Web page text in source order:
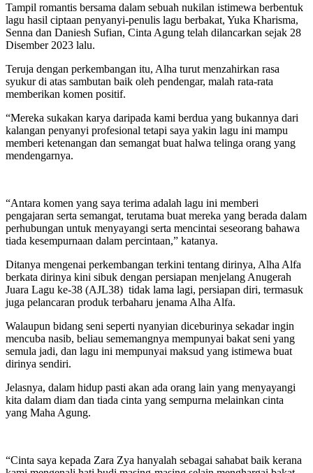
Tampil romantis bersama dalam sebuah nukilan istimewa berbentuk
lagu hasil ciptaan penyanyi-penulis lagu berbakat, Yuka Kharisma,
Senna dan Daniesh Sufian, Cinta Agung telah dilancarkan sejak 28
Disember 2023 lalu.
Teruja dengan perkembangan itu, Alha turut menzahirkan rasa
syukur di atas sambutan baik oleh pendengar, malah rata-rata
memberikan komen positif.
“Mereka sukakan karya daripada kami berdua yang bukannya dari
kalangan penyanyi profesional tetapi saya yakin lagu ini mampu
memberi ketenangan dan semangat buat halwa telinga orang yang
mendengarnya.
“Antara komen yang saya terima adalah lagu ini memberi
pengajaran serta semangat, terutama buat mereka yang berada dalam
perhubungan untuk menyayangi serta mencintai seseorang bahawa
tiada kesempurnaan dalam percintaan,” katanya.
Ditanya mengenai perkembangan terkini tentang dirinya, Alha Alfa
berkata dirinya kini sibuk dengan persiapan menjelang Anugerah
Juara Lagu ke-38 (AJL38) tidak lama lagi, persiapan diri, termasuk
juga pelancaran produk terbaharu jenama Alha Alfa.
Walaupun bidang seni seperti nyanyian diceburinya sekadar ingin
mencuba nasib, beliau sememangnya mempunyai bakat seni yang
semula jadi, dan lagu ini mempunyai maksud yang istimewa buat
dirinya sendiri.
Jelasnya, dalam hidup pasti akan ada orang lain yang menyayangi
kita dalam diam dan tiada cinta yang sempurna melainkan cinta
yang Maha Agung.
“Cinta saya kepada Zara Zya hanyalah sebagai sahabat baik kerana